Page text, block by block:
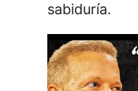
sabiduría.